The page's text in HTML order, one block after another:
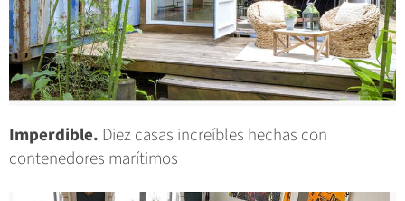
Imperdible. Diez casas increíbles hechas con
contenedores marítimos